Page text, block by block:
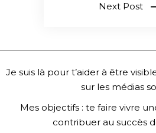
Next Post
Je suis là pour t’aider à être
sur les médias
Mes objectifs : te faire vivre
contribuer au succès